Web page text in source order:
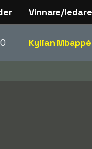
Vinnare/ledare
Kylian Mbappé